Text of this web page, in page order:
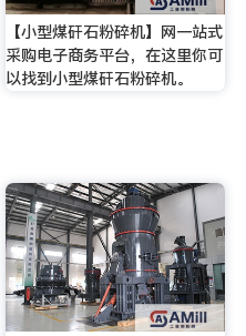
【小型煤矸石粉碎机】网一站式
采购电子商务平台，在这里你可
以找到小型煤矸石粉碎机。